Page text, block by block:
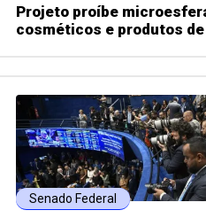
Projeto proíbe
cosméticos e produtos
Senado Federal